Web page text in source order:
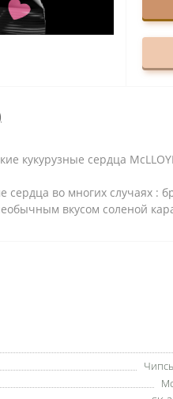
кукурузные сердца
во многих случаях :
вкусом соленой